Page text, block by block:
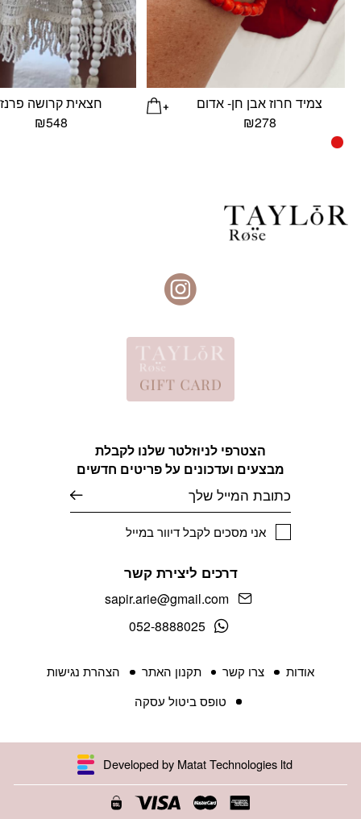
צמיד חרוז אבן חן- אדום
₪278
חצאית קרושה פרנז
₪548
הצטרפי לניוזלטר שלנו לקבלת
מבצעים ועדכונים על פריטים חדשים
אני מסכים לקבל דיוור במייל
דרכים ליצירת קשר
sapir.arie@gmail.com
052-8888025
אודות צרו קשר תקנון האתר
הצהרת נגישות
טופס ביטול עסקה
Developed by Matat Technologies ltd